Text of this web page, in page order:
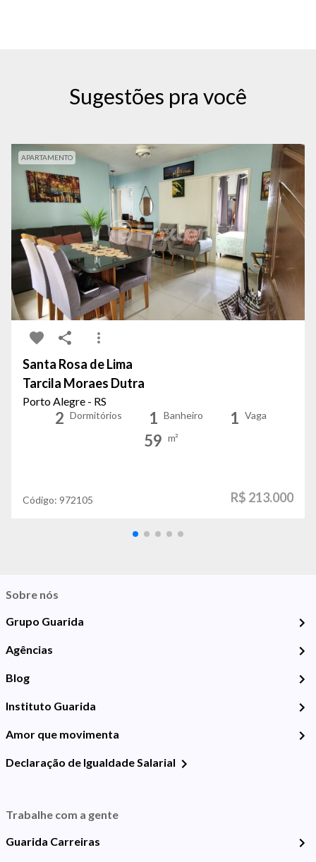
Sugestões pra você
APARTAMENTO
Santa Rosa de Lima
Tarcila Moraes Dutra
Porto Alegre - RS
2 Dormitórios 1 Banheiro 1 Vaga
59 m²
Código: 972105 R$ 213.000
Sobre nós
Grupo Guarida
Agências
Blog
Instituto Guarida
Amor que movimenta
Declaração de Igualdade Salarial
Trabalhe com a gente
Guarida Carreiras